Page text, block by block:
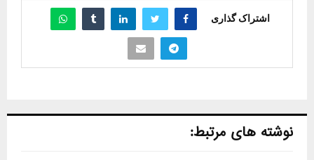
اشتراک گذاری
نوشته های مرتبط: